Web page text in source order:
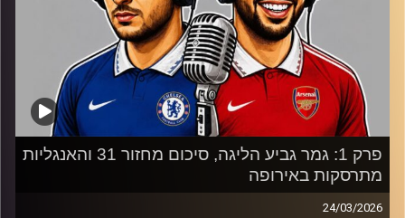
פרק 1: גמר גביע הליגה, סיכום מחזור 31 והאנגליות
מתרסקות באירופה
24/03/2026